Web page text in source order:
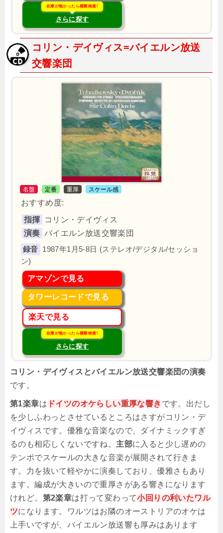
在庫が無かったら横断検索!
さらに探す
コリン・デイヴィス=バイエルン放送
交響楽団
名盤 定番 重厚 スケール感
おすすめ度:
指揮
コリン・デイヴィス
演奏 バイエルン放送交響楽団
1987年1月5-8日 (ステレオ/デジタル/セッショ
ン)
アマゾンで見る
タワーレコードで見る
楽天で見る
在庫が無かったら横断検索!
さらに探す
コリン・デイヴィスとバイエルン放送交響楽団の演奏
です。
第1楽章は ドイツのオケらしい重厚な響き です。出だし
を少しふわっとさせているところはさすがコリン・デ
イヴィスです。優雅な音楽なので、ダイナミックすぎ
るのも相応しくないですね。 主部に入ると少し遅めの
テンポでスケールの大きな音楽が展開されて行きま
す。力を抜いて軽やかに演奏しており、優雅さもあり
ます。編成が大きいので重厚さがある響きになります
けれど。 第2楽章は打って変わって小回りの利いたワル
ツになります。ワルツはお隣のオーストリアのオケは
上手いですが、バイエルン放送響も厚みはあります